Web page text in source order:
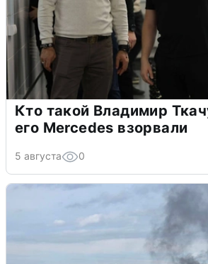
Кто такой Владимир
его Mercedes взорвали
5 августа 0